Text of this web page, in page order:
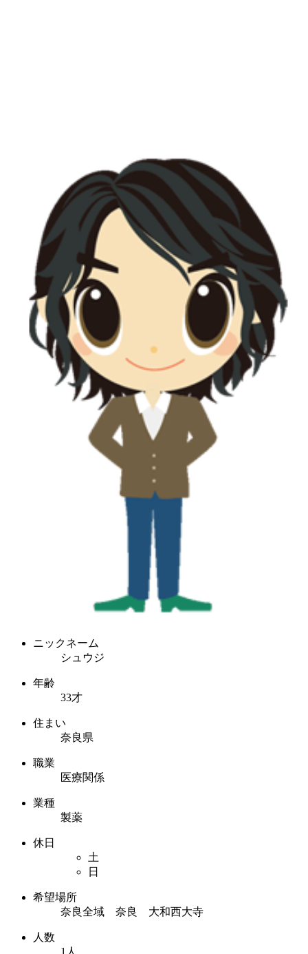
ニックネーム
シュウジ
年齢
33才
住まい
奈良県
職業
医療関係
業種
製薬
休日
土
日
希望場所
奈良全域 奈良 大和西大寺
人数